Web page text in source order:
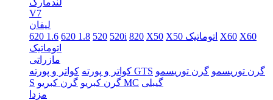
لندمارک
V7
لیفان
620 1.6 620 1.8 520 520i 820 X50 X50 اتوماتیک X60 X60
اتوماتیک
مازراتی
کواتر و پورته کواتر و پورته GTS گرن توریسمو گرن توریسمو
S
گرن کبریو گرن کبریو MC گیبلی
مزدا